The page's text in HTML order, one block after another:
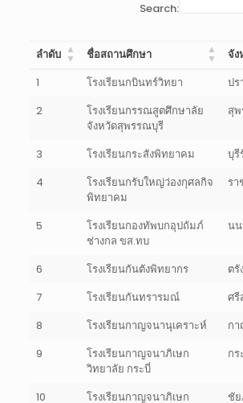
Search:
ลำดับ ชื่อสถานศึกษา
จัง
1
โรงเรียนกบินทร์วิทยา
ปร
2
โรงเรียนกรรณสูตศึกษาลัย
จังหวัดสุพรรณบุรี
สุ
3 โรงเรียนกระสังพิทยาคม
บุรี
4
โรงเรียนกรับใหญ่ว่องกุศลกิจ
พิทยาคม
รา
5
โรงเรียนกองทัพบกอุปถัมภ์
ช่างกล ขส.ทบ
น
6 โรงเรียนกันตังพิทยากร
ตรั
7
โรงเรียนกันทรารมณ์
ศรี
8
โรงเรียนกาญจนานุเคราะห์
ก
9
โรงเรียนกาญจนาภิเษก
วิทยาลัย กระบี่
กร
10
โรงเรียนกาญจนาภิเษก
ชั